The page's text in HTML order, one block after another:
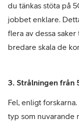
du tänkas stöta på
jobbet enklare.
flera av dessa
bredare skala de
3. Strålningen från
Fel, enligt
typ som nuvarande